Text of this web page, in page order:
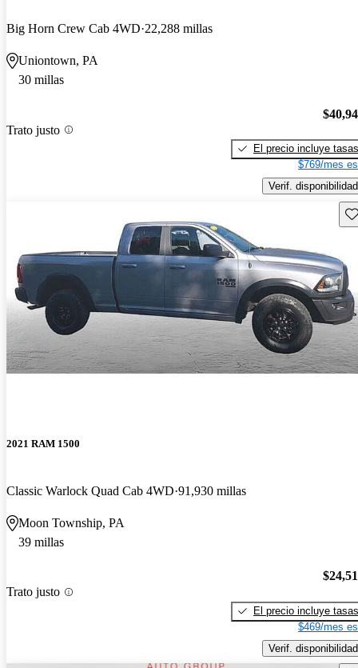
Big Horn Crew Cab 4WD 22,288 millas
Uniontown, PA
30 millas
Trato justo
El precio incluye tasas
$769/mes
Verif. disponibilidad
2021 RAM 1500
Classic Warlock Quad Cab 4WD 91,930 millas
Moon Township, PA
39 millas
Trato justo
El precio incluye tasas
$469/mes
Verif. disponibilidad